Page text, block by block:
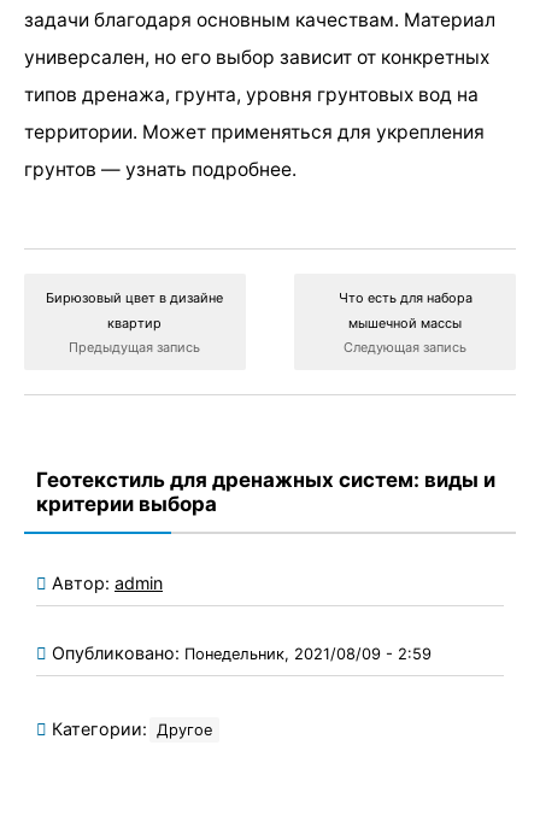
задачи благодаря основным качествам. Материал
универсален, но его выбор зависит от конкретных
типов дренажа, грунта, уровня грунтовых вод на
территории. Может применяться для укрепления
грунтов — узнать подробнее.
Бирюзовый цвет в дизайне
квартир
Предыдущая запись
Что есть для набора
мышечной массы
Следующая запись
Геотекстиль для дренажных систем: виды и
критерии выбора
Автор: admin
Опубликовано: Понедельник, 2021/08/09 - 2:59
Категории: Другое